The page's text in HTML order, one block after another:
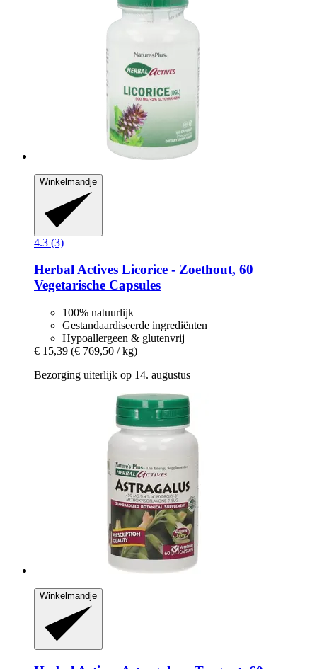
Winkelmandje
4.3 (3)
Herbal Actives Licorice -​ Zoethout, 60
Vegetarische Capsules
100% natuurlijk
Gestandaardiseerde ingrediënten
Hypoallergeen & glutenvrij
€ 15,39 (€ 769,50 / kg)
Bezorging uiterlijk op 14. augustus
Winkelmandje